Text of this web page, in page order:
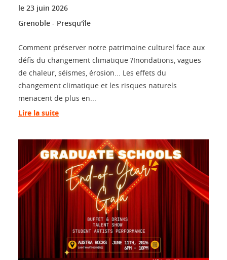
le 23 juin 2026
Grenoble - Presqu'île
Comment préserver notre patrimoine culturel face aux
défis du changement climatique ?Inondations, vagues
de chaleur, séismes, érosion... Les effets du
changement climatique et les risques naturels
menacent de plus en...
Lire la suite